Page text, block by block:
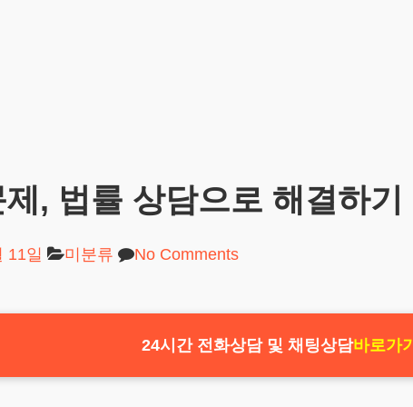
, 법률 상담으로 해결하기
11일 미분류 No Comments
24시간 전화상담 및 채팅상담바로가기